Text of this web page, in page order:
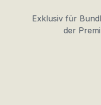
Exklusiv für
der